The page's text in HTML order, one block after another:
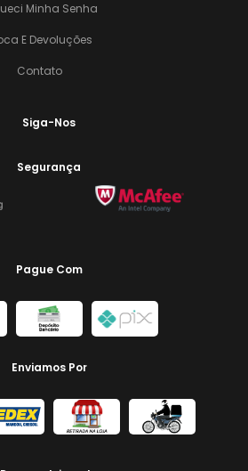
Minha Senha
E Devoluções
Contato
Siga-Nos
Segurança
Pague Com
Enviamos Por